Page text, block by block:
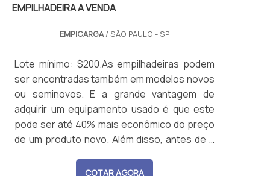
EMPILHADEIRA A VENDA
EMPICARGA/ SÃO PAULO - SP
Lote mínimo: $200.As empilhadeiras podem
ser encontradas também em modelos novos
ou seminovos. E a grande vantagem de
adquirir um equipamento usado é que este
pode ser até 40% mais econômico do preço
de um produto novo. Além disso, antes de a
funcionários irão avaliar minuciosamente o
COTAR AGORA